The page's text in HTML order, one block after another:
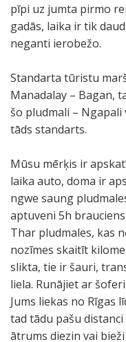
pīpi uz jumta pirmo
gadās, laika ir tik
neganti ierobežo.
Standarta tūristu
Manadalay – Bagan,
šo pludmali – Ngapali
tāds standarts.
Mūsu mērķis ir
laika auto, doma ir
ngwe saung
aptuveni 5h
Thar pludmales, kas
nozīmes skaitīt
slikta, tie ir šauri,
liela. Runājiet ar
Jums liekas no Rīgas
tad tādu pašu
ātrums diezin vai